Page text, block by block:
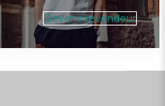
Devenir revendeur